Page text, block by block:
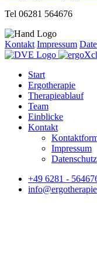
Tel 06281 564676
Kontakt Impressum
Start
Ergotherapie
Therapieablauf
Team
Einblicke
Kontakt
Impressum
Datenschutz
+49 6281 -